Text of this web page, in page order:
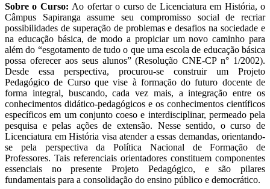
Sobre o Curso: Ao ofertar o curso de Licenciatura em História, o
Câmpus Sapiranga assume seu compromisso social de recriar
possibilidades de superação de problemas e desafios na sociedade e
na educação básica, de modo a propiciar um novo caminho para
além do “esgotamento de tudo o que uma escola de educação básica
possa oferecer aos seus alunos” (Resolução CNE-CP n° 1/2002).
Desde essa perspectiva, procurou-se construir um Projeto
Pedagógico de Curso que vise à formação do futuro docente de
forma integral, buscando, cada vez mais, a integração entre os
conhecimentos didático-pedagógicos e os conhecimentos científicos
específicos em um conjunto coeso e interdisciplinar, permeado pela
pesquisa e pelas ações de extensão. Nesse sentido, o curso de
Licenciatura em História visa atender a essas demandas, orientando-
se pela perspectiva da Política Nacional de Formação de
Professores. Tais referenciais orientadores constituem componentes
essenciais no presente Projeto Pedagógico, e são pilares
fundamentais para a consolidação do ensino público e democrático.